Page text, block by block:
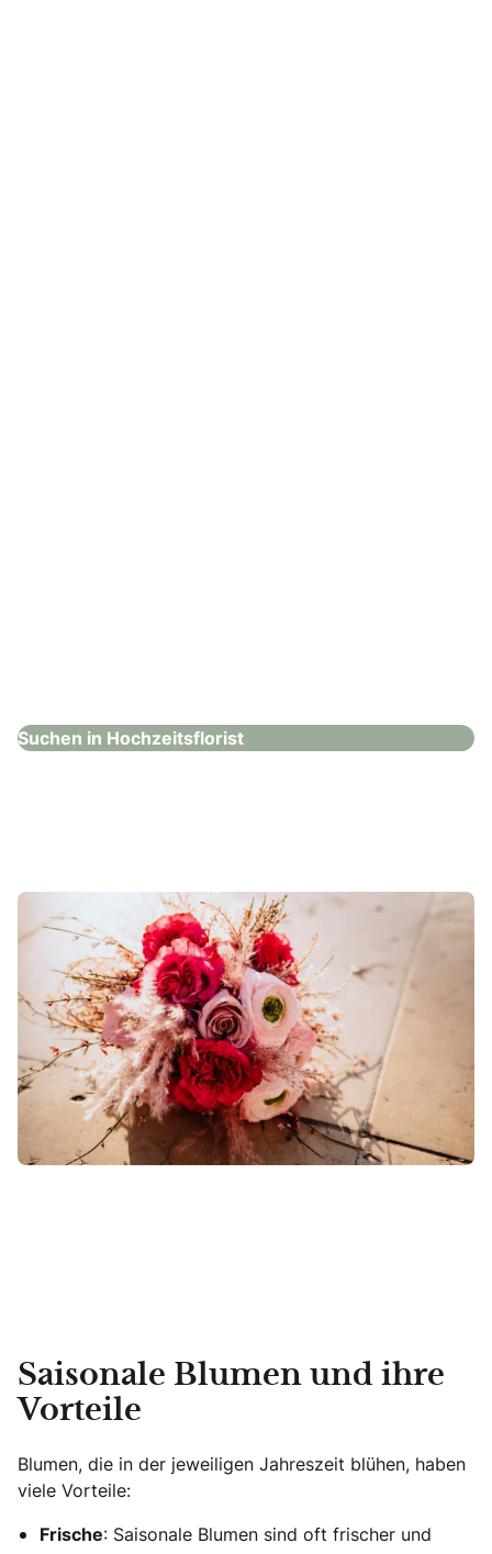
Suchen in Hochzeitsflorist
Saisonale Blumen und ihre
Vorteile
Blumen, die in der jeweiligen Jahreszeit blühen, haben
viele Vorteile:
Frische: Saisonale Blumen sind oft frischer und